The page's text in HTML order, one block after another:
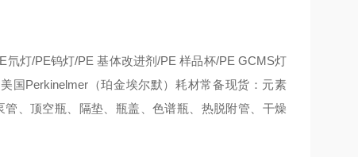
灯/PE钨灯/PE 基体改进剂/PE 样品杯/PE GCMS灯
国Perkinelmer（珀金埃尔默）耗材常备现货：元素
、顶空瓶、隔垫、瓶盖、色谱瓶、热脱附管、干燥